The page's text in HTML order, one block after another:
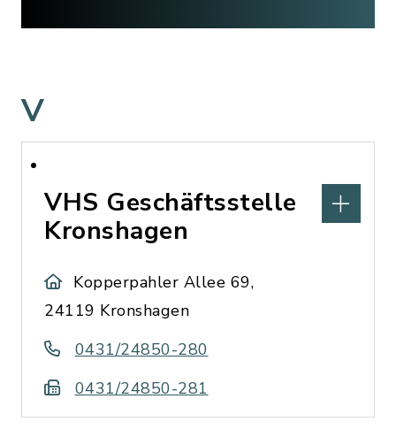
V
VHS Geschäftsstelle
Kronshagen
Kopperpahler Allee 69,
24119 Kronshagen
0431/24850-280
0431/24850-281